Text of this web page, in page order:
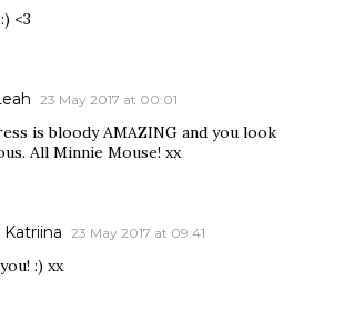
<3
23 May 2017 at 00:01
is bloody AMAZING and you look
All Minnie Mouse! xx
23 May 2017 at 09:41
:) xx